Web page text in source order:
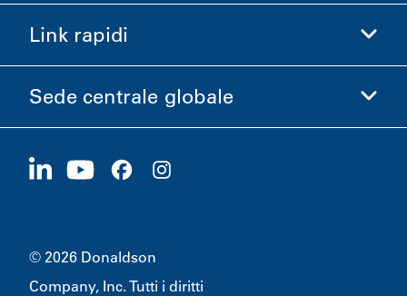
Acquista Donaldson
Informazioni aziendali
Etica e Conformità
Carriere
Link rapidi
Investitori
Fornitori
Sostenibilità
Sede centrale globale
1400 W 94th Street
© 2026 Donaldson
Company, Inc. Tutti i diritti